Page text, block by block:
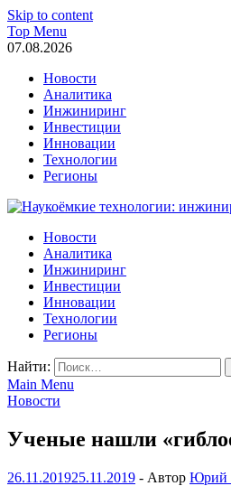
Skip to content
Top Menu
07.08.2026
Новости
Аналитика
Инжиниринг
Инвестиции
Инновации
Технологии
Регионы
Наукоёмкие технологии:
Новости
Аналитика
Инжиниринг
Инвестиции
Инновации
Технологии
Регионы
Найти:
Main Menu
Новости
Ученые нашли
26.11.201925.11.2019 - Автор Юрий